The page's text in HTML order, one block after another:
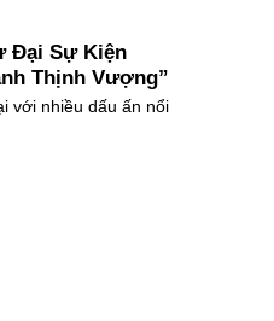
Đại Sự Kiện
Thịnh Vượng”
với nhiều dấu ấn nổi